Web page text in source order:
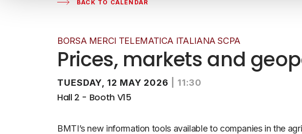
BACK TO CALENDAR
BORSA MERCI TELEMATICA ITALIANA SCPA
Prices, markets and
TUESDAY, 12 MAY 2026 11:30
Hall 2 - Booth V15
BMTI’s new information tools available to companies in the